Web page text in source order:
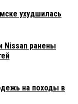
ухудшилась
Nissan ранены
на походы в